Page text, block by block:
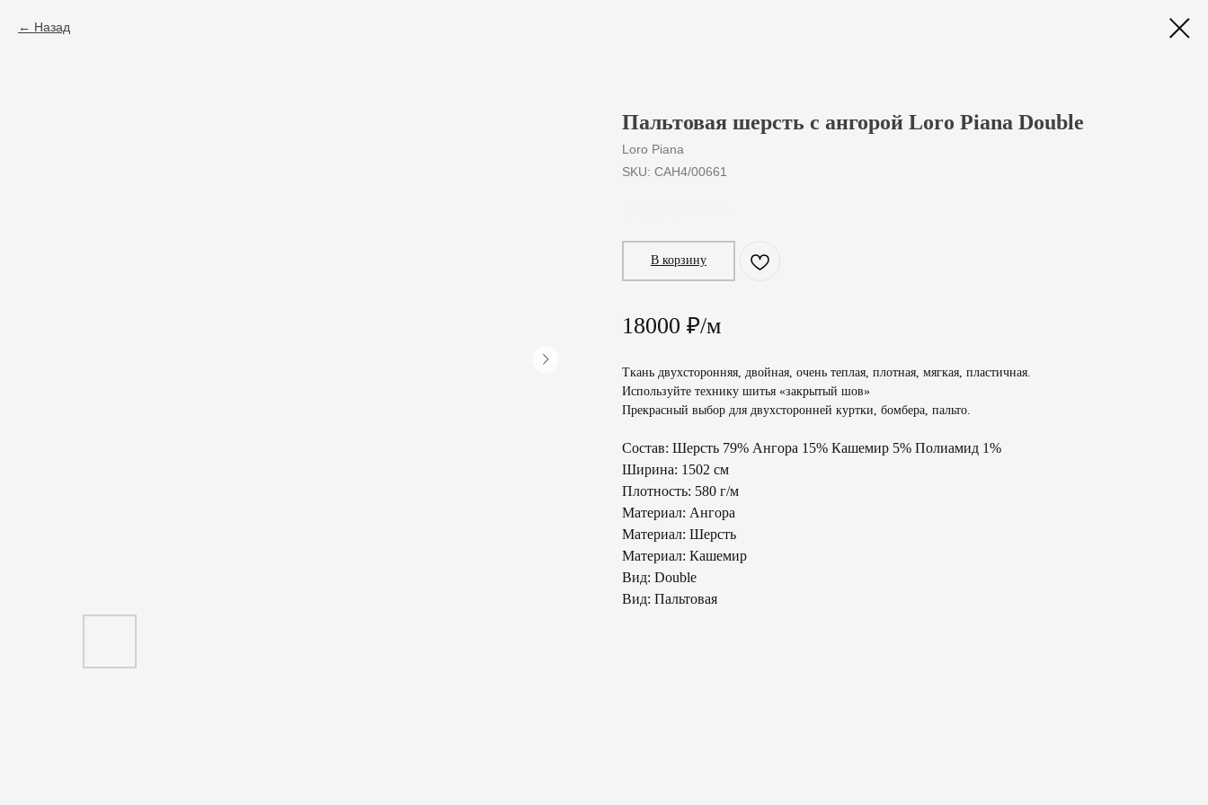
Назад
Пальтовая шерсть с ангорой Loro Piana Double
Loro Piana
SKU: CAH4/00661
В корзину
18000 ₽/м
Ткань двухсторонняя, двойная, очень теплая, плотная, мягкая, пластичная.
Используйте технику шитья «закрытый шов»
Прекрасный выбор для двухсторонней куртки, бомбера, пальто.
Состав: Шерсть 79% Ангора 15% Кашемир 5% Полиамид 1%
Ширина: 1502 см
Плотность: 580 г/м
Материал: Ангора
Материал: Шерсть
Материал: Кашемир
Вид: Double
Вид: Пальтовая